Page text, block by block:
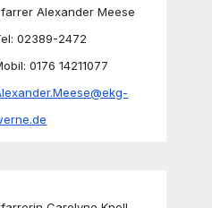
Alexander Meese
02389-2472
0176 14211077